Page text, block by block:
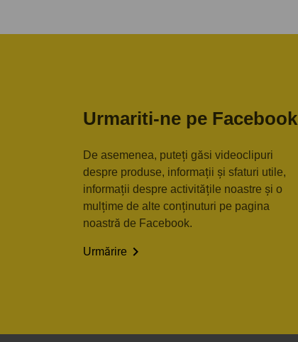
Urmariti-ne pe Facebook
De asemenea, puteți găsi videoclipuri
despre produse, informații și sfaturi utile,
informații despre activitățile noastre și o
mulțime de alte conținuturi pe pagina
noastră de Facebook.
Urmărire 